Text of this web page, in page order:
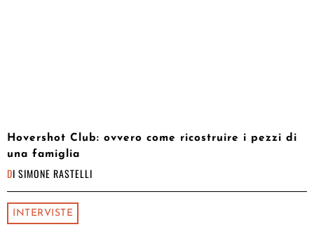
Hovershot Club: ovvero come ricostruire i pezzi di
una famiglia
DI SIMONE RASTELLI
INTERVISTE